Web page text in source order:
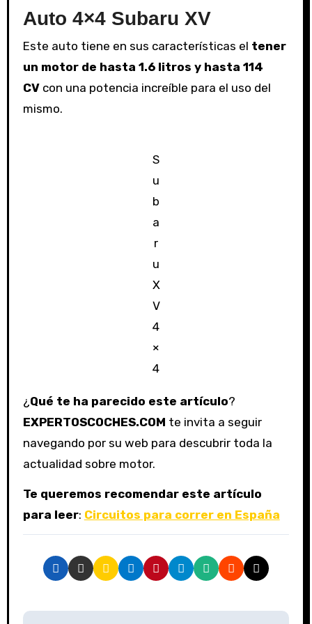
Auto 4×4 Subaru XV
Este auto tiene en sus características el tener
un motor de hasta 1.6 litros y hasta 114
CVcon una potencia increíble para el uso del
mismo.
S
u
b
a
r
u
X
V
4
×
4
¿Qué te ha parecido este artículo?
EXPERTOSCOCHES.COM te invita a seguir
navegando por su web para descubrir toda la
actualidad sobre motor.
Te queremos recomendar este artículo
para leer: Circuitos para correr en España